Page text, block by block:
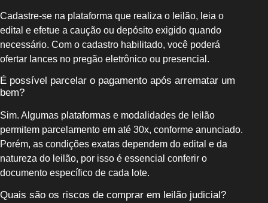
Cadastre-se na plataforma que realiza o leilão, leia o
edital e efetue a caução ou depósito exigido quando
necessário. Com o cadastro habilitado, você poderá
ofertar lances no pregão eletrônico ou presencial.
É possível parcelar o pagamento após arrematar um
bem?
Sim. Algumas plataformas e modalidades de leilão
permitem parcelamento em até 30x, conforme anunciado.
Porém, as condições exatas dependem do edital e da
natureza do leilão, por isso é essencial conferir o
documento específico de cada lote.
Quais são os riscos de comprar em leilão judicial?